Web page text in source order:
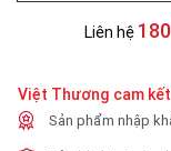
Liên hệ
Việt Thương cam
Sản phẩm nhập